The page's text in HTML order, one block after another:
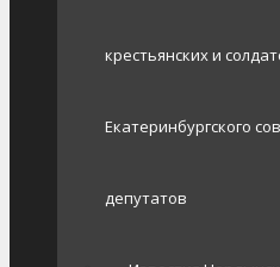
крестьянских и
Екатеринбургского
депутатов